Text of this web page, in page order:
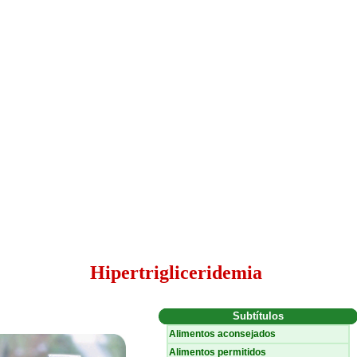
Hipertrigliceridemia
Subtítulos
Alimentos aconsejados
Alimentos permitidos